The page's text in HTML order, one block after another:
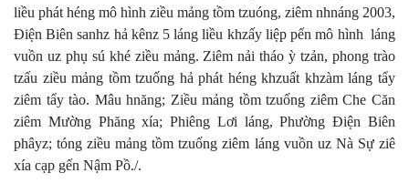
liều phát héng mô hình ziều mảng tồm tzuóng, ziêm nhnáng 2003,
Điện Biên sanhz hả kênz 5 láng liều khzấy liệp pến mô hình láng
vuồn uz phụ sú khé ziều mảng. Ziêm nải tháo ỳ tzản, phong trào
tzấu ziều mảng tồm tzuống hả phát héng khzuất khzàm láng tẩy
ziêm tẩy tào. Mâu hnăng; Ziều mảng tồm tzuống ziêm Che Căn
ziêm Mường Phăng xía; Phiêng Lơi láng, Phường Điện Biên
phâyz; tóng ziều mảng tồm tzuống ziêm láng vuồn uz Nà Sự ziê
xía cạp gến Nậm Pồ./.